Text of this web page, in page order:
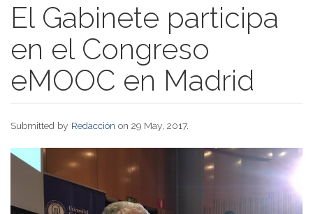
El Gabinete participa
en el Congreso
eMOOC en Madrid
Submitted by Redacción on 29 May, 2017.